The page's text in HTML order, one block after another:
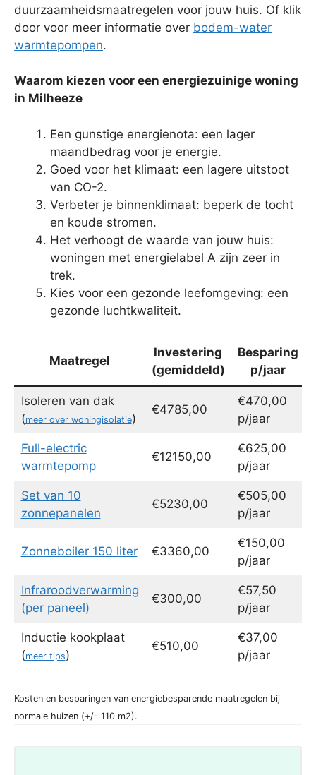
duurzaamheidsmaatregelen voor jouw huis. Of klik
door voor meer informatie over bodem-water
warmtepompen.
Waarom kiezen voor een energiezuinige woning
in Milheeze
Een gunstige energienota: een lager
maandbedrag voor je energie.
Goed voor het klimaat: een lagere uitstoot
van CO-2.
Verbeter je binnenklimaat: beperk de tocht
en koude stromen.
Het verhoogt de waarde van jouw huis:
woningen met energielabel A zijn zeer in
trek.
Kies voor een gezonde leefomgeving: een
gezonde luchtkwaliteit.
Maatregel
Investering
(gemiddeld)
Besparing
p/jaar
Isoleren van dak
(meer over woningisolatie)
€4785,00
€470,00
p/jaar
Full-electric
warmtepomp
€12150,00
€625,00
p/jaar
Set van 10
zonnepanelen
€5230,00
€505,00
p/jaar
Zonneboiler 150 liter €3360,00
€150,00
p/jaar
Infraroodverwarming
(per paneel)
€300,00
€57,50
p/jaar
Inductie kookplaat
(meer tips)
€510,00
€37,00
p/jaar
Kosten en besparingen van energiebesparende maatregelen bij
normale huizen (+/- 110 m2).